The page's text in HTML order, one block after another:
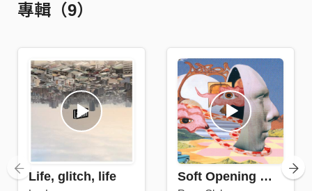
專輯（9）
Life, glitch, life Soft Opening 軟開幕